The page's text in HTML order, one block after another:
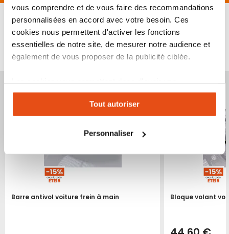
vous comprendre et de vous faire des recommandations
personnalisées en accord avec votre besoin. Ces
cookies nous permettent d'activer les fonctions
essentielles de notre site, de mesurer notre audience et
également de vous proposer de la publicité ciblée.
expérience personnalisée sur notre site. Vous pouvez
changer votre choix à n'importe quel moment. Refuser
tous les cookies peut limiter certaines fonctionnalités.
Tout autoriser
Personnaliser
VOUS POURRIEZ ÉGALEMENT ÊTRE INTÉRESSÉ
PAR...
Barre antivol voiture frein à main Bloque volant